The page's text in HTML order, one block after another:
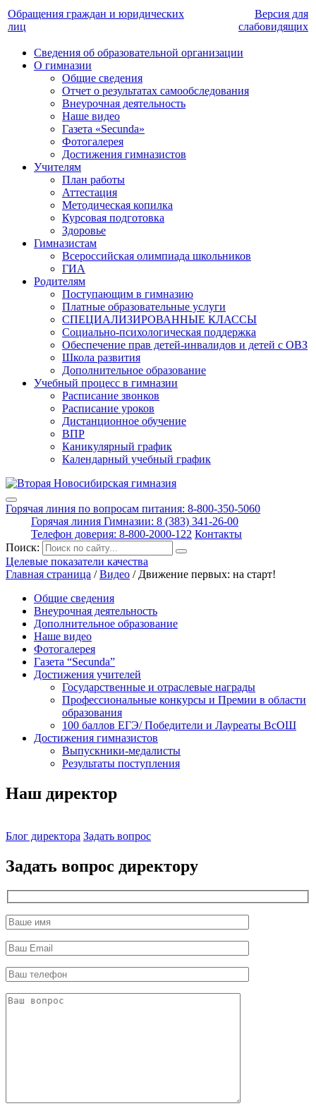
Обращения граждан и юридических
лиц
Версия для
слабовидящих
Сведения об образовательной организации
О гимназии
Общие сведения
Отчет о результатах самообследования
Внеурочная деятельность
Наше видео
Газета «Secunda»
Фотогалерея
Достижения гимназистов
Учителям
План работы
Аттестация
Методическая копилка
Курсовая подготовка
Здоровье
Гимназистам
Всероссийская олимпиада школьников
ГИА
Родителям
Поступающим в гимназию
Платные образовательные услуги
СПЕЦИАЛИЗИРОВАННЫЕ КЛАССЫ
Социально-психологическая поддержка
Обеспечение прав детей-инвалидов и детей с ОВЗ
Школа развития
Дополнительное образование
Учебный процесс в гимназии
Расписание звонков
Расписание уроков
Дистанционное обучение
ВПР
Каникулярный график
Календарный учебный график
Горячая линия по вопросам питания: 8-800-350-5060
Горячая линия Гимназии: 8 (383) 341-26-00
Телефон доверия: 8-800-2000-122 Контакты
Поиск:
Целевые показатели качества
Главная страница /Видео / Движение первых: на старт!
Общие сведения
Внеурочная деятельность
Дополнительное образование
Наше видео
Фотогалерея
Газета “Secunda”
Достижения учителей
Государственные и отраслевые награды
Профессиональные конкурсы и Премии в области
образования
100 баллов ЕГЭ/ Победители и Лауреаты ВсОШ
Достижения гимназистов
Выпускники-медалисты
Результаты поступления
Наш директор
Блог директора Задать вопрос
Задать вопрос директору